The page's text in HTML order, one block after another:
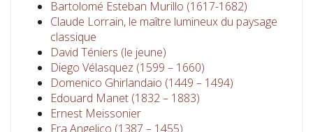
Bartolomé Esteban Murillo (1617-1682)
Claude Lorrain, le maître lumineux du paysage
classique
David Téniers (le jeune)
Diego Vélasquez (1599 – 1660)
Domenico Ghirlandaio (1449 – 1494)
Edouard Manet (1832 – 1883)
Ernest Meissonier
Fra Angelico (1387 – 1455)